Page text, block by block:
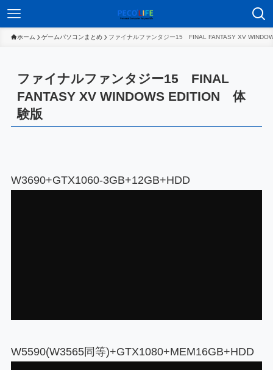
ホーム ゲームパソコンまとめ ファイナルファンタジー15 FINAL FANTASY XV
ファイナルファンタジー15 FINAL
FANTASY XV WINDOWS EDITION 体
験版
W3690+GTX1060-3GB+12GB+HDD
W5590(W3565同等)+GTX1080+MEM16GB+HDD